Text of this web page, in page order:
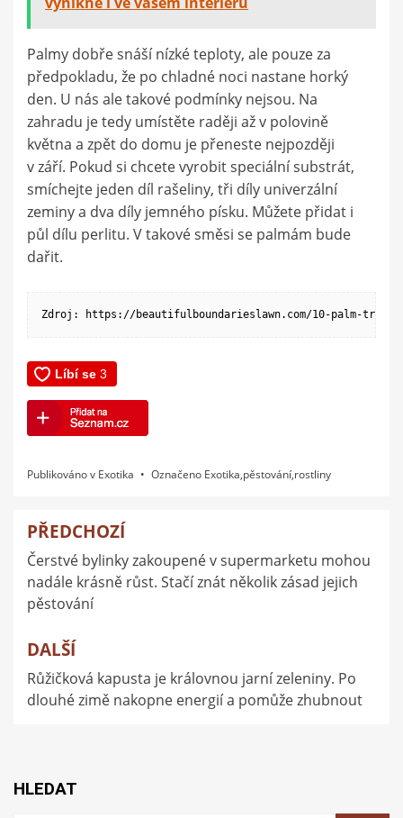
Palmy dobře snáší nízké teploty, ale pouze za
předpokladu, že po chladné noci nastane horký
den. U nás ale takové podmínky nejsou. Na
zahradu je tedy umístěte raději až v polovině
května a zpět do domu je přeneste nejpozději
v září. Pokud si chcete vyrobit speciální substrát,
smíchejte jeden díl rašeliny, tři díly univerzální
zeminy a dva díly jemného písku. Můžete přidat i
půl dílu perlitu. V takové směsi se palmám bude
dařit.
Zdroj: https://beautifulboundarieslawn.com/10-palm-tree-
Publikováno v Exotika Označeno Exotika,pěstování,rostliny
Navigace
pro
příspěvek
PŘEDCHOZÍ
Čerstvé bylinky zakoupené v supermarketu mohou
nadále krásně růst. Stačí znát několik zásad jejich
pěstování
DALŠÍ
Růžičková kapusta je královnou jarní zeleniny. Po
dlouhé zimě nakopne energií a pomůže zhubnout
HLEDAT